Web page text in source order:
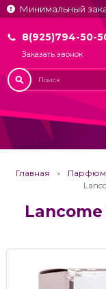
Минимальный
8(925)794-50-
Заказать звонок
Главная